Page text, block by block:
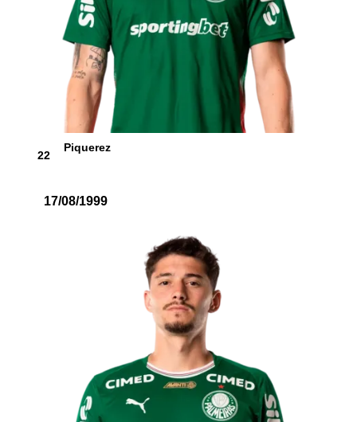
22
Piquerez
17/08/1999